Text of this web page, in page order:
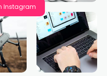
Instagram